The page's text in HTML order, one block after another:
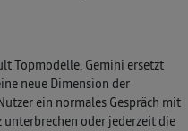
Topmodelle. Gemini ersetzt
neue Dimension der
ein normales Gespräch mit
oder jederzeit die